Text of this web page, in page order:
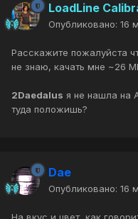
LoadLine
Опубликовано: 16
Расскажите пожалуйста
не знаю, качать мне ~26
2Daedalus я не нашла на
туда положишь?
Dae
Опубликовано: 16